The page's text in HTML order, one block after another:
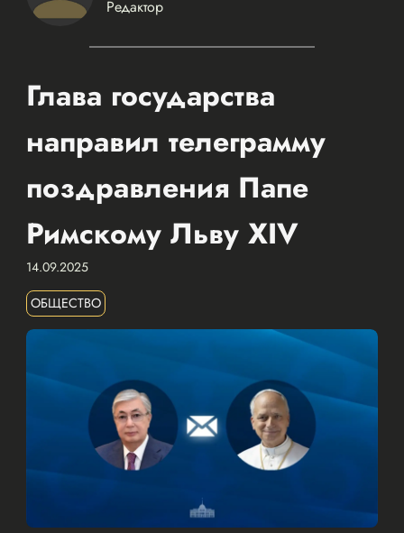
Редактор
Глава государства
направил телеграмму
поздравления Папе
Римскому Льву XIV
14.09.2025
ОБЩЕСТВО